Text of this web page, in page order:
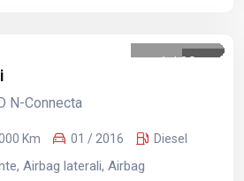
1 /28
N-Connecta
Km 01 / 2016 Diesel
Airbag laterali, Airbag